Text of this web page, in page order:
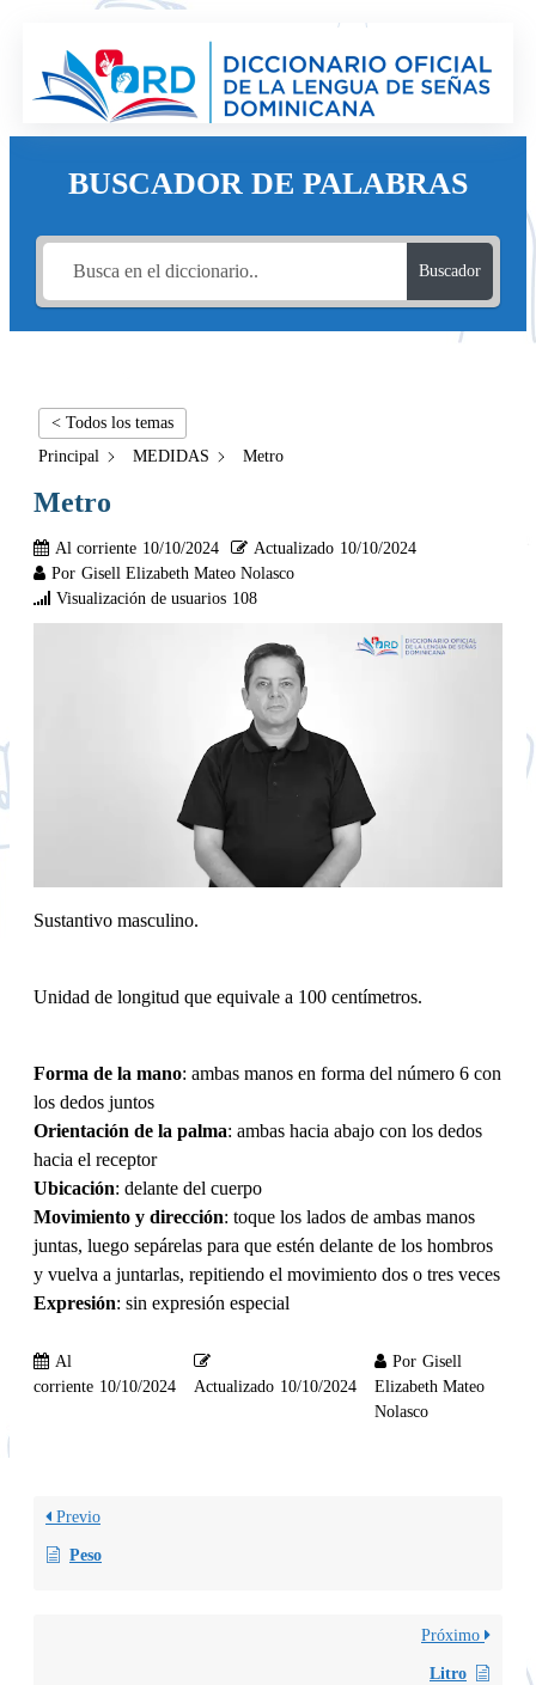
BUSCADOR DE PALABRAS
Buscador
< Todos los temas
Principal
MEDIDAS Metro
Metro
Al corriente 10/10/2024 Actualizado 10/10/2024
Por Gisell Elizabeth Mateo Nolasco
Visualización de usuarios 108
Sustantivo masculino.
Unidad de longitud que equivale a 100 centímetros.
Forma de la mano: ambas manos en forma del número 6 con
los dedos juntos
Orientación de la palma: ambas hacia abajo con los dedos
hacia el receptor
Ubicación: delante del cuerpo
Movimiento y dirección: toque los lados de ambas manos
juntas, luego sepárelas para que estén delante de los hombros
y vuelva a juntarlas, repitiendo el movimiento dos o tres veces
Expresión: sin expresión especial
Al
corriente 10/10/2024 Actualizado 10/10/2024
Por Gisell
Elizabeth Mateo
Nolasco
Previo
Peso
Próximo
Litro